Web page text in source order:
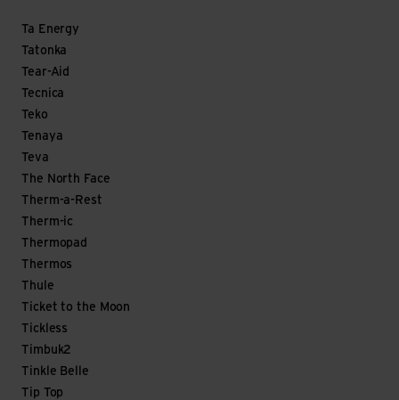
Ta Energy
Tatonka
Tear-Aid
Tecnica
Teko
Tenaya
Teva
The North Face
Therm-a-Rest
Therm-ic
Thermopad
Thermos
Thule
Ticket to the Moon
Tickless
Timbuk2
Tinkle Belle
Tip Top